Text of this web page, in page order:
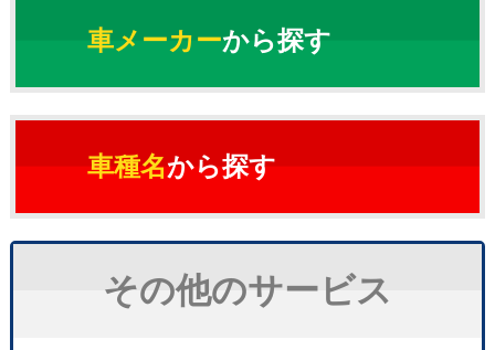
車メーカーから探す
車種名から探す
その他のサービス